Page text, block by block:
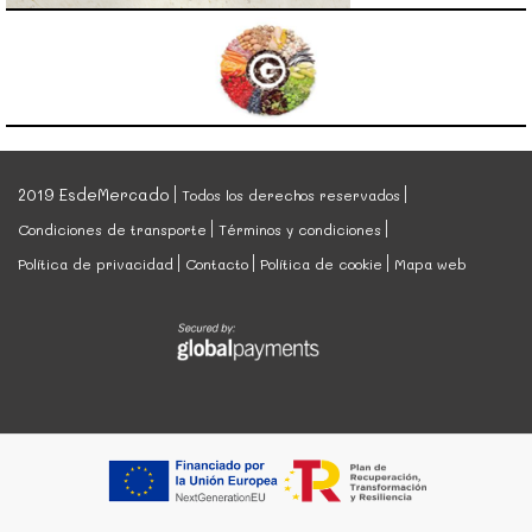
2019 EsdeMercado
Todos los derechos reservados
Condiciones de transporte
Términos y condiciones
Política de privacidad
Contacto Política de cookie Mapa web